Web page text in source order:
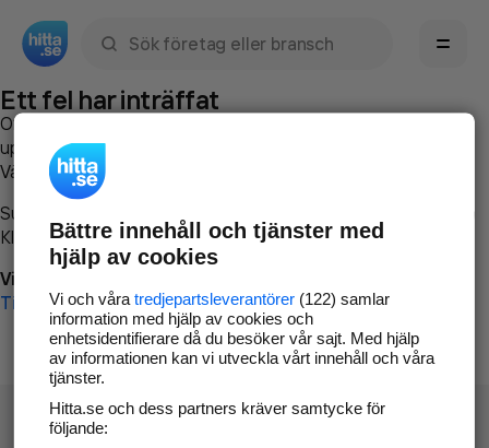
Ett fel har inträffat
Om du vill kan du
uppstod så att vi lättare och snabbare kan avhjälpa det.
Vänligen försök med följande:
Surfa till
Klicka påTillbaka-knappen i webbläsaren och försök igen
Vi beklagar besväret!
Till startsidan
Bättre innehåll och tjänster med
hjälp av cookies
Vi och våra tredjepartsleverantörer(122) samlar
information med hjälp av cookies och
enhetsidentifierare då du besöker vår sajt. Med hjälp
av informationen kan vi utveckla vårt innehåll och våra
tjänster.
Hitta.se och dess partners kräver samtycke för
följande: